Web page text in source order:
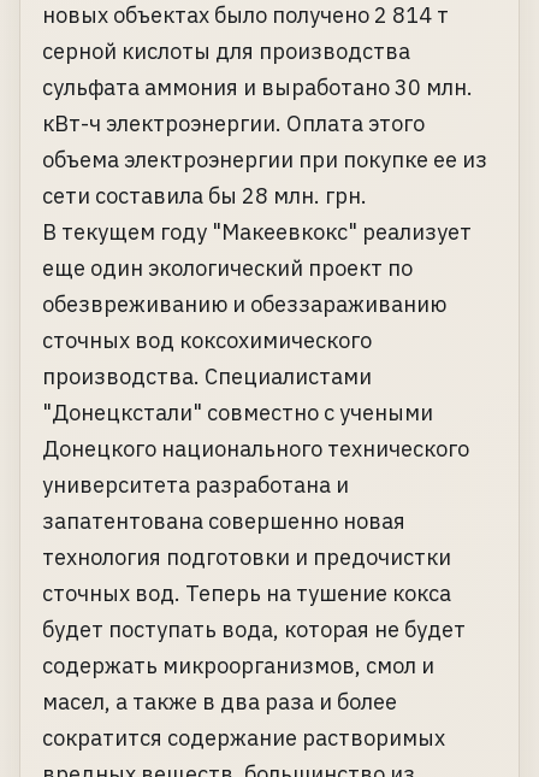
новых объектах было получено 2 814 т
серной кислоты для производства
сульфата аммония и выработано 30 млн.
кВт-ч электроэнергии. Оплата этого
объема электроэнергии при покупке ее из
сети составила бы 28 млн. грн.
В текущем году "Макеевкокс" реализует
еще один экологический проект по
обезвреживанию и обеззараживанию
сточных вод коксохимического
производства. Специалистами
"Донецкстали" совместно с учеными
Донецкого национального технического
университета разработана и
запатентована совершенно новая
технология подготовки и предочистки
сточных вод. Теперь на тушение кокса
будет поступать вода, которая не будет
содержать микроорганизмов, смол и
масел, а также в два раза и более
сократится содержание растворимых